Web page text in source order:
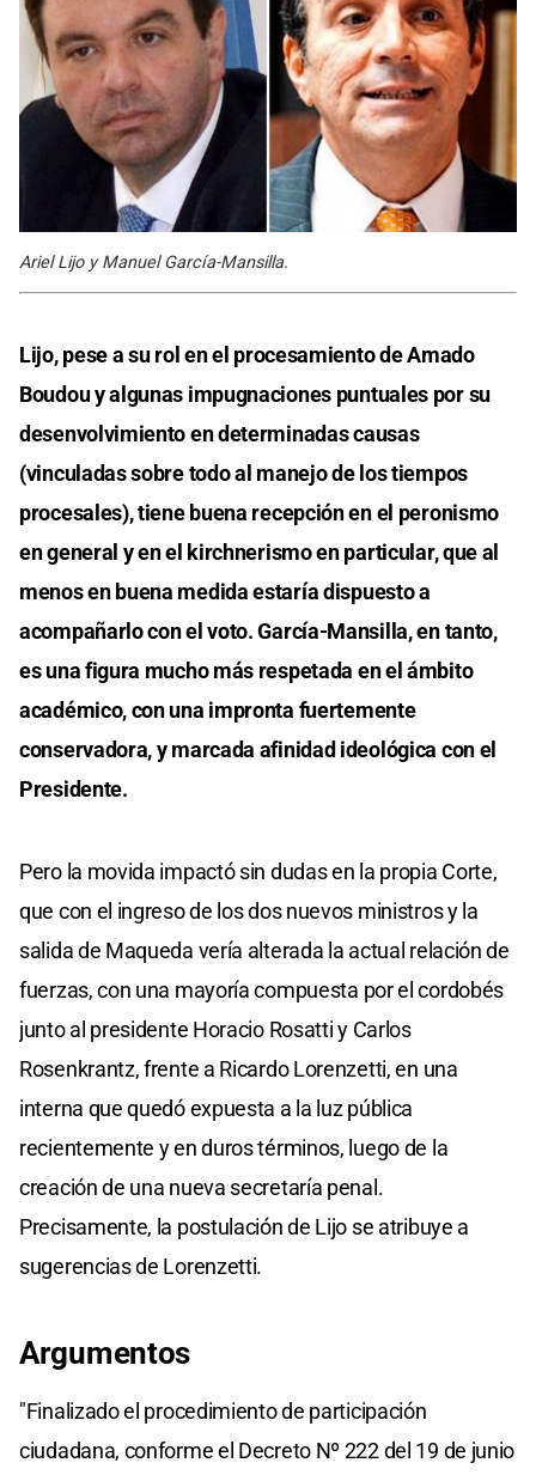
Ariel Lijo y Manuel García-Mansilla.
Lijo, pese a su rol en el procesamiento de Amado
Boudou y algunas impugnaciones puntuales por su
desenvolvimiento en determinadas causas
(vinculadas sobre todo al manejo de los tiempos
procesales), tiene buena recepción en el peronismo
en general y en el kirchnerismo en particular, que al
menos en buena medida estaría dispuesto a
acompañarlo con el voto. García-Mansilla, en tanto,
es una figura mucho más respetada en el ámbito
académico, con una impronta fuertemente
conservadora, y marcada afinidad ideológica con el
Presidente.
Pero la movida impactó sin dudas en la propia Corte,
que con el ingreso de los dos nuevos ministros y la
salida de Maqueda vería alterada la actual relación de
fuerzas, con una mayoría compuesta por el cordobés
junto al presidente Horacio Rosatti y Carlos
Rosenkrantz, frente a Ricardo Lorenzetti, en una
interna que quedó expuesta a la luz pública
recientemente y en duros términos, luego de la
creación de una nueva secretaría penal.
Precisamente, la postulación de Lijo se atribuye a
sugerencias de Lorenzetti.
Argumentos
"Finalizado el procedimiento de participación
ciudadana, conforme el Decreto Nº 222 del 19 de junio